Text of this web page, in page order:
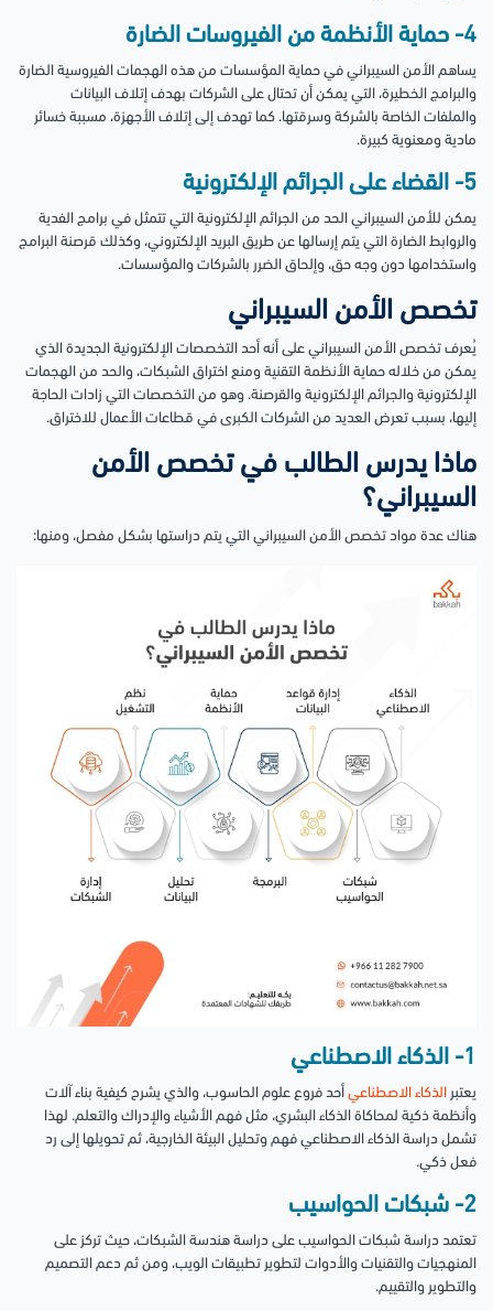
4- حماية الأنظمة من الفيروسات الضارة
يساهم الأمن السيبراني في حماية المؤسسات من هذه الهجمات الفيروسية الضارة
والبرامج الخطيرة، التي يمكن أن تحتال على الشركات بهدف إتلاف البيانات
والملفات الخاصة بالشركة وسرقتها. كما تهدف إلى إتلاف الأجهزة، مسببة خسائر
مادية ومعنوية كبيرة.
5- القضاء على الجرائم الإلكترونية
يمكن للأمن السيبراني الحد من الجرائم الإلكترونية التي تتمثل في برامج الفدية
والروابط الضارة التي يتم إرسالها عن طريق البريد الإلكتروني، وكذلك قرصنة البرامج
واستخدامها دون وجه حق، وإلحاق الضرر بالشركات والمؤسسات.
تخصص الأمن السيبراني
يُعرف تخصص الأمن السيبراني على أنه أحد التخصصات الإلكترونية الجديدة الذي
يمكن من خلاله حماية الأنظمة التقنية ومنع اختراق الشبكات، والحد من الهجمات
الإلكترونية والجرائم الإلكترونية والقرصنة. وهو من التخصصات التي زادات الحاجة
إليها، بسبب تعرض العديد من الشركات الكبرى في قطاعات الأعمال للاختراق.
ماذا يدرس الطالب في تخصص الأمن
السيبراني؟
هناك عدة مواد تخصص الأمن السيبراني التي يتم دراستها بشكل مفصل، ومنها:
1- الذكاء الاصطناعي
يعتبر الذكاء الاصطناعي أحد فروع علوم الحاسوب، والذي يشرح كيفية بناء آلات
وأنظمة ذكية لمحاكاة الذكاء البشري، مثل فهم الأشياء والإدراك والتعلم. لهذا
تشمل دراسة الذكاء الاصطناعي فهم وتحليل البيئة الخارجية، ثم تحويلها إلى رد
فعل ذكي.
2- شبكات الحواسيب
تعتمد دراسة شبكات الحواسيب على دراسة هندسة الشبكات، حيث تركز على
المنهجيات والتقنيات والأدوات لتطوير تطبيقات الويب، ومن ثم دعم التصميم
والتطوير والتقييم.